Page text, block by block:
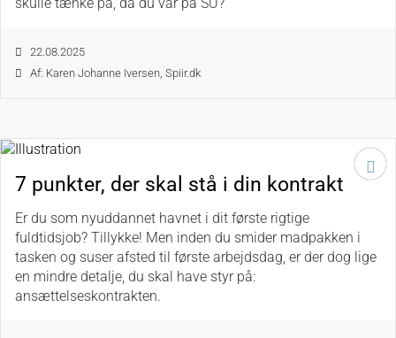
22.08.2025
Af: Karen Johanne Iversen, Spiir.dk
7 punkter, der skal stå i din kontrakt
Er du som nyuddannet havnet i dit første rigtige
fuldtidsjob? Tillykke! Men inden du smider madpakken i
tasken og suser afsted til første arbejdsdag, er der dog lige
en mindre detalje, du skal have styr på:
ansættelseskontrakten.